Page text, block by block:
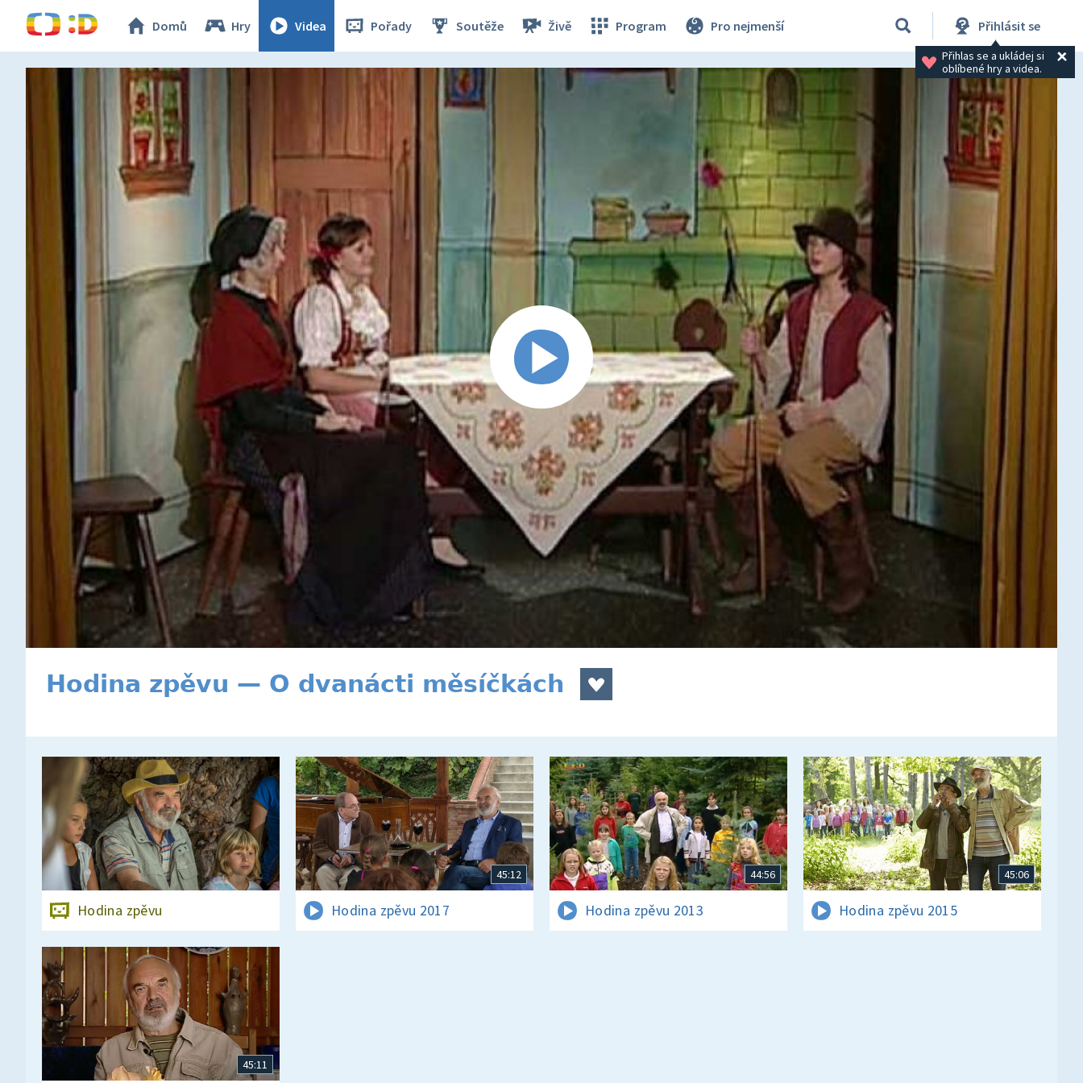
Domů Hry Videa Pořady Soutěže Živě Program Pro nejmenší Přihlásit se
Přihlas se a ukládej si
oblíbené hry a videa.
Hodina zpěvu — O dvanácti měsíčkách
Hodina zpěvu
45:12
Hodina zpěvu 2017
44:56
Hodina zpěvu 2013
45:06
Hodina zpěvu 2015
45:11